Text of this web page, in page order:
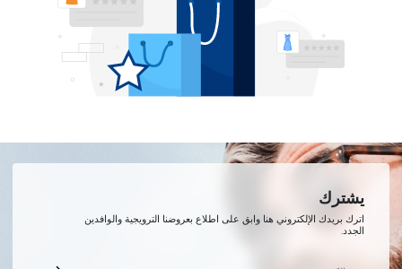
يشترك
اترك بريدك الإلكتروني هنا وابق على اطلاع بعروضنا الترويجية والوافدين
الجدد.